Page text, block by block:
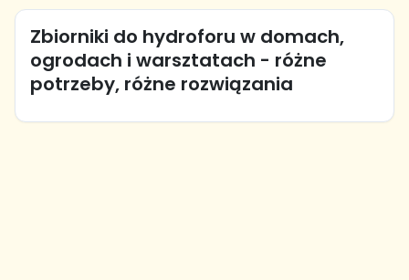
Zbiorniki do hydroforu w domach,
ogrodach i warsztatach - różne
potrzeby, różne rozwiązania